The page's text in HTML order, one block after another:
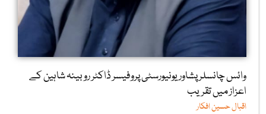
وائس چانسلر پشاور یونیورسٹی پروفیسر ڈاکٹر روبینہ شاہین کے
اعزاز میں تقریب
اقبال حسین افکار